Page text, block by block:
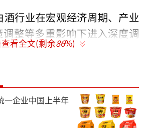
酒行业在宏观经济周期、产业
整等多重影响下进入深度调
请、宴席等传统消费场景恢复
看全文(剩余86%)
一企业中国上半年